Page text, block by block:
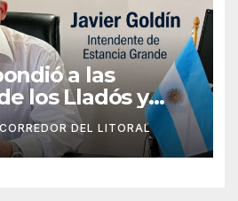
a las
los Lladós y
de
CORREDOR DEL LITORAL